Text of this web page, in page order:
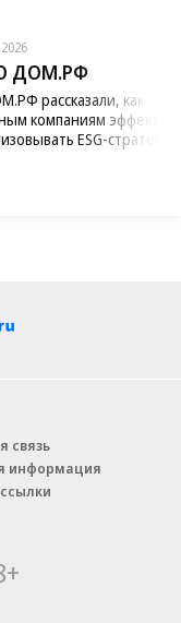
ДОМ.РФ
рассказали, как
компаниям
ESG-стратегию
связь
информация